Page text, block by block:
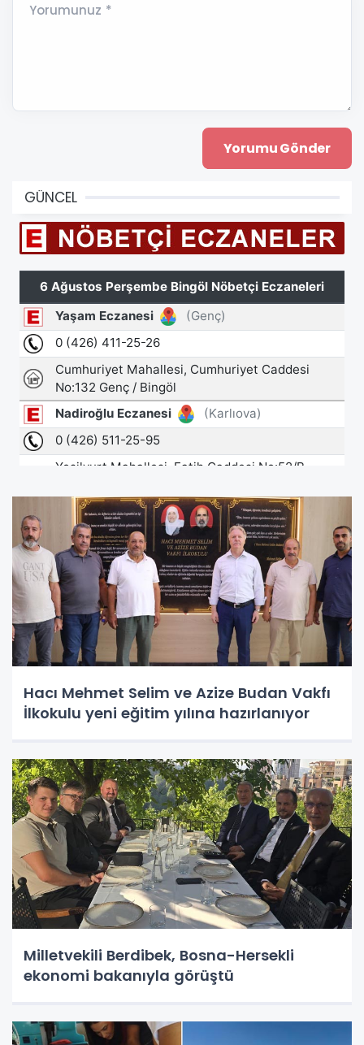
Yorumunuz *
GÜNCEL
Hacı Mehmet Selim ve Azize Budan Vakfı
İlkokulu yeni eğitim yılına hazırlanıyor
Milletvekili Berdibek, Bosna-Hersekli
ekonomi bakanıyla görüştü